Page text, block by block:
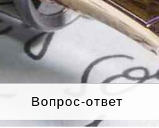
Вопрос-ответ